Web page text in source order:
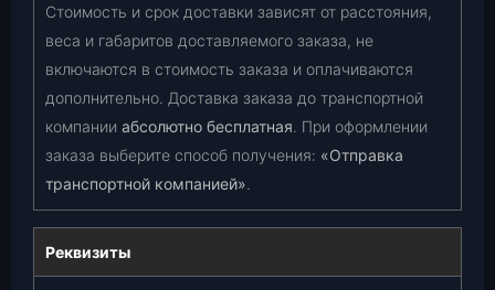
Стоимость и срок доставки зависят от расстояния,
веса и габаритов доставляемого заказа, не
включаются в стоимость заказа и оплачиваются
дополнительно. Доставка заказа до транспортной
компании абсолютно бесплатная. При оформлении
заказа выберите способ получения: «Отправка
транспортной компанией».
Реквизиты